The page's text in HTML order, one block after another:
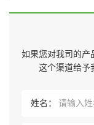
如果您对我司的产
这个渠道给予
姓名：